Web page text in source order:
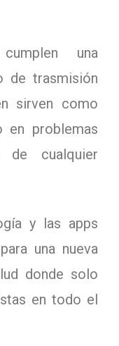
una
de trasmisión
sirven como
en problemas
cualquier
y las apps
una nueva
donde solo
en todo el